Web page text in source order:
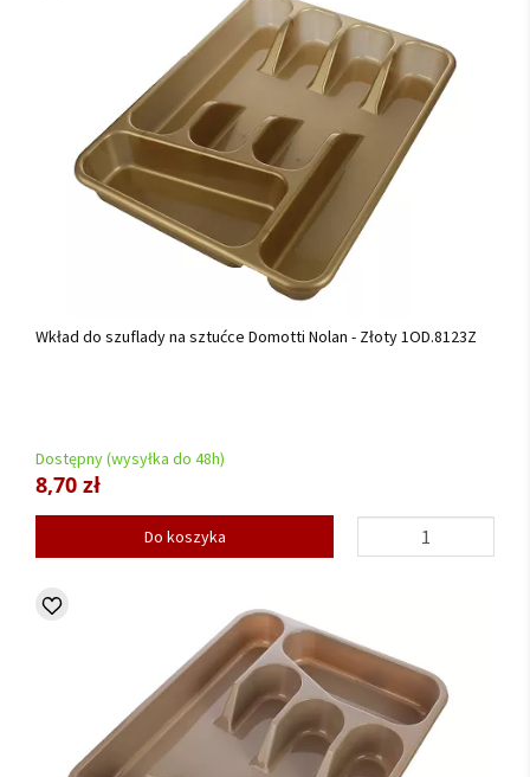
Wkład do szuflady na sztućce Domotti Nolan - Złoty 1OD.8123Z
Dostępny (wysyłka do 48h)
8,70 zł
Do koszyka